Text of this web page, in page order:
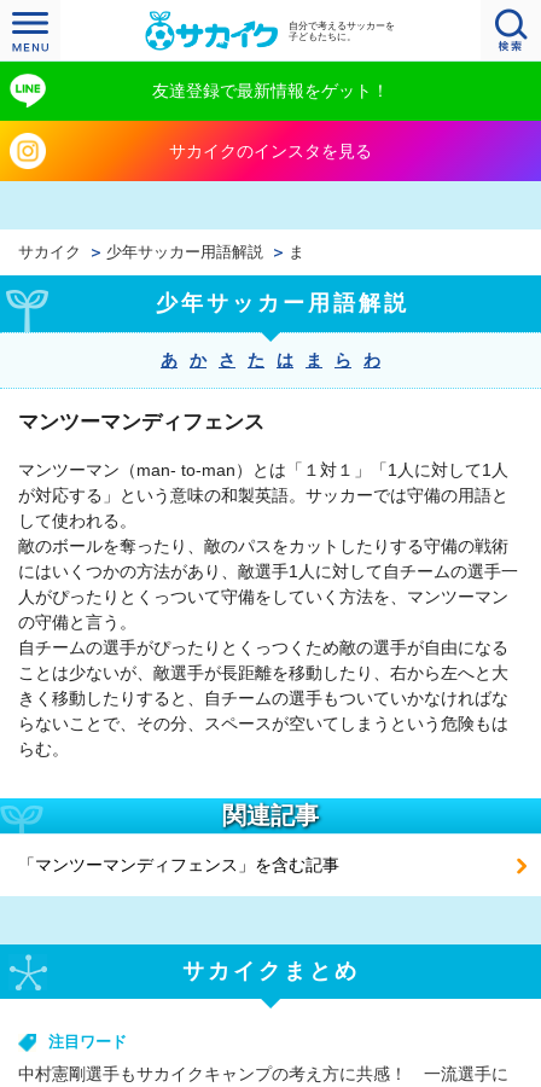
自分で考えるサッカーを
子どもたちに。
友達登録で最新情報をゲット！
サカイクのインスタを見る
サカイク 少年サッカー用語解説 ま
少年サッカー用語解説
あ か さ た は ま ら わ
マンツーマンディフェンス
マンツーマン（man- to-man）とは「１対１」「1人に対して1人
が対応する」という意味の和製英語。サッカーでは守備の用語と
して使われる。
敵のボールを奪ったり、敵のパスをカットしたりする守備の戦術
にはいくつかの方法があり、敵選手1人に対して自チームの選手一
人がぴったりとくっついて守備をしていく方法を、マンツーマン
の守備と言う。
自チームの選手がぴったりとくっつくため敵の選手が自由になる
ことは少ないが、敵選手が長距離を移動したり、右から左へと大
きく移動したりすると、自チームの選手もついていかなければな
らないことで、その分、スペースが空いてしまうという危険もは
らむ。
関連記事
「マンツーマンディフェンス」を含む記事
サカイクまとめ
注目ワード
中村憲剛選手もサカイクキャンプの考え方に共感！ 一流選手に